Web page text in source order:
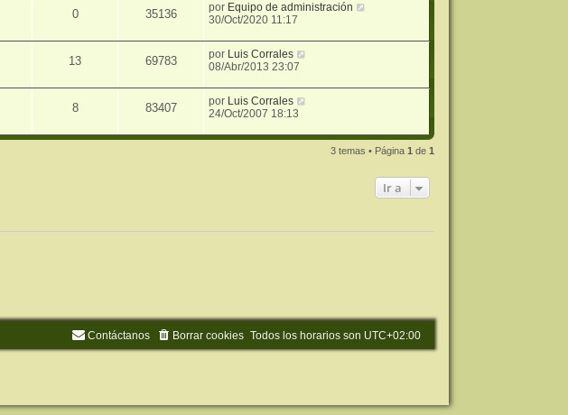
0 35136 por Equipo de administración
30/Oct/2020 11:17
13 69783 por Luis Corrales
08/Abr/2013 23:07
8 83407 por Luis Corrales
24/Oct/2007 18:13
3 temas • Página1 de1
Ir a
Todos los horarios son UTC+02:00
Borrar cookies
Contáctanos